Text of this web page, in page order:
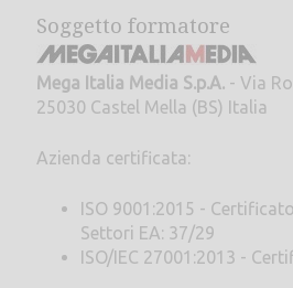
Soggetto formatore
Mega Italia Media S.p.A.- Via
25030 Castel Mella (BS) Italia
Azienda certificata:
ISO 9001:2015 -
Settori EA: 37/29
ISO/IEC 27001:2013 -